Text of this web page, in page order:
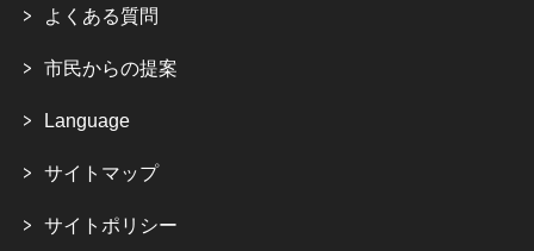
よくある質問
市民からの提案
Language
サイトマップ
サイトポリシー